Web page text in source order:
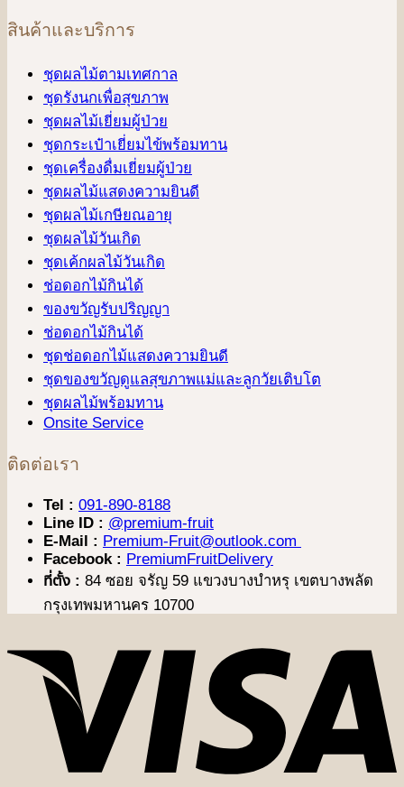
สินค้าและบริการ
ชุดผลไม้ตามเทศกาล
ชุดรังนกเพื่อสุขภาพ
ชุดผลไม้เยี่ยมผู้ป่วย
ชุดกระเป๋าเยี่ยมไข้พร้อมทาน
ชุดเครื่องดื่มเยี่ยมผู้ป่วย
ชุดผลไม้แสดงความยินดี
ชุดผลไม้เกษียณอายุ
ชุดผลไม้วันเกิด
ชุดเค้กผลไม้วันเกิด
ช่อดอกไม้กินได้
ของขวัญรับปริญญา
ช่อดอกไม้กินได้
ชุดช่อดอกไม้แสดงความยินดี
ชุดของขวัญดูแลสุขภาพแม่และลูกวัยเติบโต
ชุดผลไม้พร้อมทาน
Onsite Service
ติดต่อเรา
Tel : 091-890-8188
Line ID : @premium-fruit
E-Mail : Premium-Fruit@outlook.com
Facebook : PremiumFruitDelivery
ที่ตั้ง : 84 ซอย จรัญ 59 แขวงบางบำหรุ เขตบางพลัด
กรุงเทพมหานคร 10700